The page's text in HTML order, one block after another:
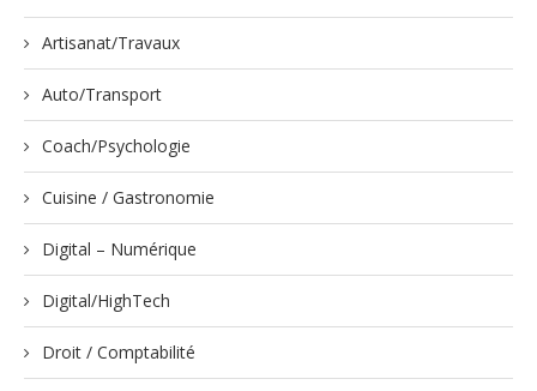
Artisanat/Travaux
Auto/Transport
Coach/Psychologie
Cuisine / Gastronomie
Digital – Numérique
Digital/HighTech
Droit / Comptabilité